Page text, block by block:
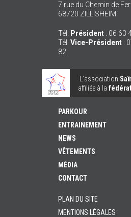
7 rue du Chemin de Fer
68720 ZILLISHEIM
Tél. Président : 06 63
Tél. Vice-Président :
82
L’association
affiliée à la
PARKOUR
ENTRAINEMENT
NEWS
VÊTEMENTS
MÉDIA
CONTACT
PLAN DU SITE
MENTIONS LÉGALES